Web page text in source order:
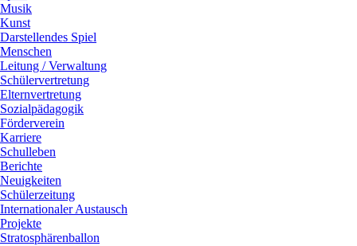
Musik
Kunst
Darstellendes Spiel
Menschen
Leitung / Verwaltung
Schülervertretung
Elternvertretung
Sozialpädagogik
Förderverein
Karriere
Schulleben
Berichte
Neuigkeiten
Schülerzeitung
Internationaler Austausch
Projekte
Stratosphärenballon